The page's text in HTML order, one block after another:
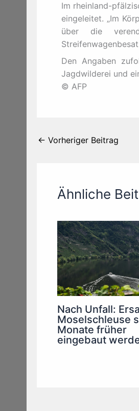
Im rheinland-
eingeleitet. „Im
über die
Den Angaben
Jagdwilderei und
© AFP
← Vorheriger Beitrag
Ähnliche
Nach Unfall:
Moselschleuse
Monate früher
eingebaut